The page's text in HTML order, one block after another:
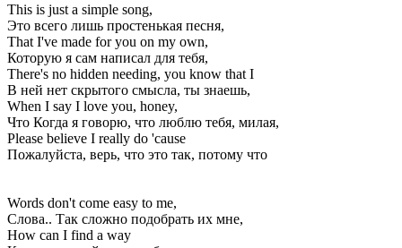
This is just a simple song,
Это всего лишь простенькая песня,
That I've made for you on my own,
Которую я сам написал для тебя,
There's no hidden needing, you know that I
В ней нет скрытого смысла, ты знаешь,
When I say I love you, honey,
Что Когда я говорю, что люблю тебя, милая,
Please believe I really do 'cause
Пожалуйста, верь, что это так, потому что
Words don't come easy to me,
Слова.. Так сложно подобрать их мне,
How can I find a way